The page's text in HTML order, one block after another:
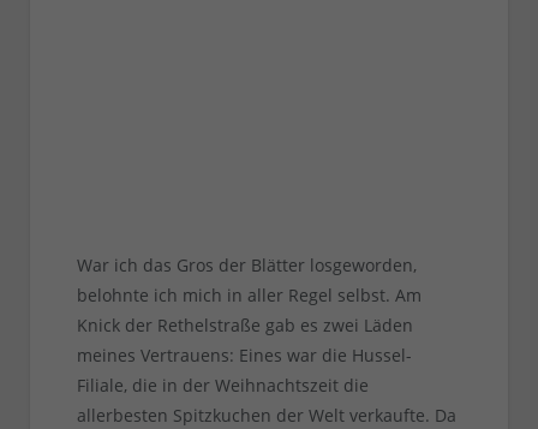
War ich das Gros der Blätter losgeworden,
belohnte ich mich in aller Regel selbst. Am
Knick der Rethelstraße gab es zwei Läden
meines Vertrauens: Eines war die Hussel-
Filiale, die in der Weihnachtszeit die
allerbesten Spitzkuchen der Welt verkaufte. Da